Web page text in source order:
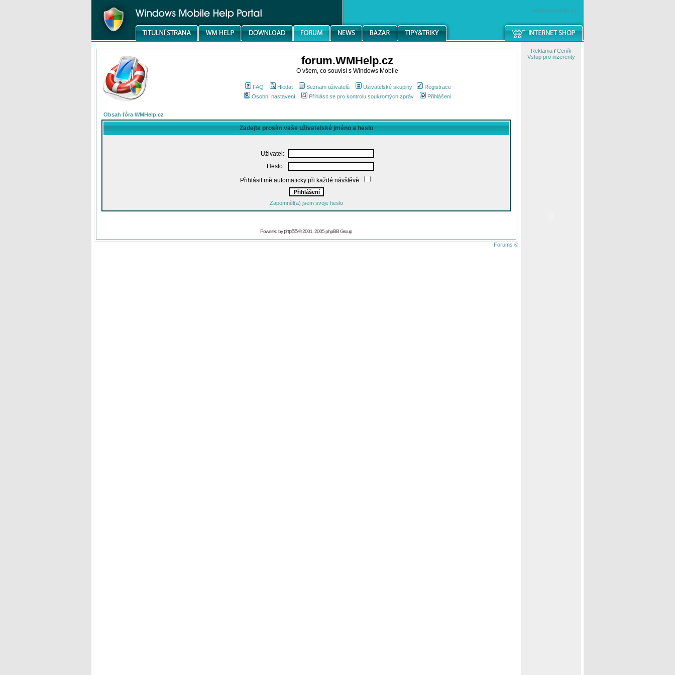
windowsmobile.cz
forum.WMHelp.cz
O všem, co souvisí s Windows Mobile
FAQ Hledat Seznam uživatelů Uživatelské skupiny
Registrace
Osobní nastavení
Přihlásit se pro kontrolu soukromých zpráv Přihlášení
Obsah fóra WMHelp.cz
Zadejte prosím vaše uživatelské jméno a heslo
Uživatel:
Heslo:
Přihlásit mě automaticky při každé návštěvě:
Zapomněl(a) jsem svoje heslo
Powered byphpBB© 2001, 2005 phpBB Group
Forums ©
Reklama/ Ceník
Vstup pro inzerenty